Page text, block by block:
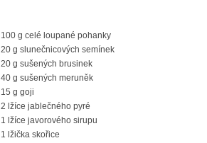
100 g celé loupané pohanky
20 g slunečnicových semínek
20 g sušených brusinek
40 g sušených meruněk
15 g goji
2 lžíce jablečného pyré
1 lžíce javorového sirupu
1 lžička skořice